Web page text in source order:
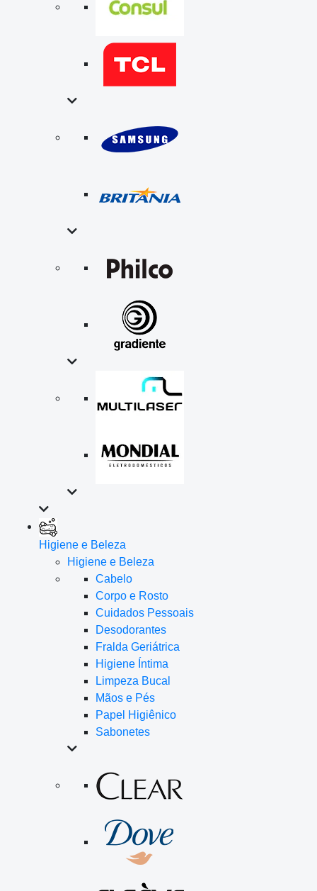
Higiene e Beleza
Higiene e Beleza
Cabelo
Corpo e Rosto
Cuidados Pessoais
Desodorantes
Fralda Geriátrica
Higiene Íntima
Limpeza Bucal
Mãos e Pés
Papel Higiênico
Sabonetes